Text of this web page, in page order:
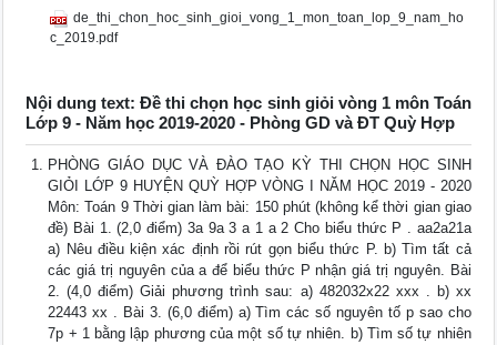
de_thi_chon_hoc_sinh_gioi_vong_1_mon_toan_lop_9_nam_ho
c_2019.pdf
Nội dung text: Đề thi chọn học sinh giỏi vòng 1 môn Toán
Lớp 9 - Năm học 2019-2020 - Phòng GD và ĐT Quỳ Hợp
PHÒNG GIÁO DỤC VÀ ĐÀO TẠO KỲ THI CHỌN HỌC SINH
GIỎI LỚP 9 HUYỆN QUỲ HỢP VÒNG I NĂM HỌC 2019 - 2020
Môn: Toán 9 Thời gian làm bài: 150 phút (không kể thời gian giao
đề) Bài 1. (2,0 điểm) 3a 9a 3 a 1 a 2 Cho biểu thức P . aa2a21a
a) Nêu điều kiện xác định rồi rút gọn biểu thức P. b) Tìm tất cả
các giá trị nguyên của a để biểu thức P nhận giá trị nguyên. Bài
2. (4,0 điểm) Giải phương trình sau: a) 482032x22 xxx . b) xx
22443 xx . Bài 3. (6,0 điểm) a) Tìm các số nguyên tố p sao cho
7p + 1 bằng lập phương của một số tự nhiên. b) Tìm số tự nhiên